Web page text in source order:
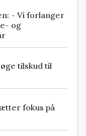
- Vi forlanger
og
tilskud til
fokus på